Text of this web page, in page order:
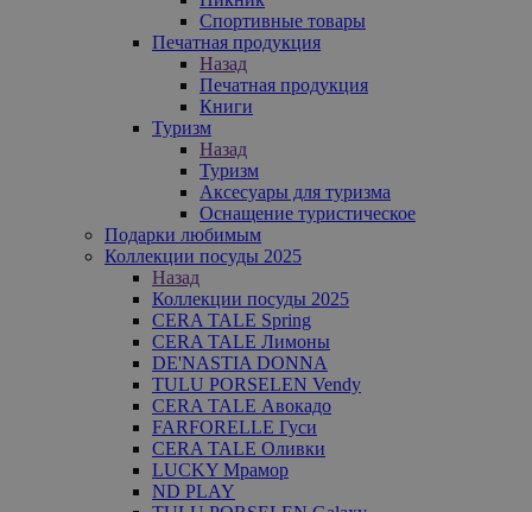
Спортивные товары
Печатная продукция
Назад
Печатная продукция
Книги
Туризм
Назад
Туризм
Аксесуары для туризма
Оснащение туристическое
Подарки любимым
Коллекции посуды 2025
Назад
Коллекции посуды 2025
CERA TALE Spring
CERA TALE Лимоны
DE'NASTIA DONNA
TULU PORSELEN Vendy
CERA TALE Авокадо
FARFORELLE Гуси
CERA TALE Оливки
LUCKY Мрамор
ND PLAY